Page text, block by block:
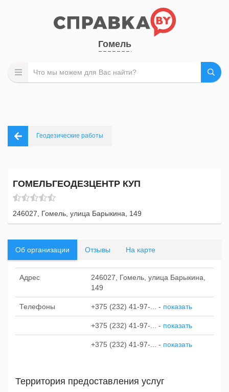
Гомель
Геодезические работы
ГОМЕЛЬГЕОДЕЗЦЕНТР КУП
246027, Гомель, улица Барыкина, 149
Об организации Отзывы На карте
Адрес
246027, Гомель, улица Барыкина,
149
Телефоны +375 (232) 41-97-... - показать
+375 (232) 41-97-... - показать
+375 (232) 41-97-... - показать
Территория предоставления услуг